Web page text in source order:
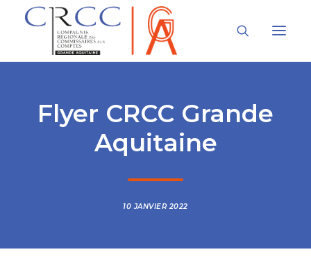
LA PROFESSION
Flyer CRCC Grande
Aquitaine
10 JANVIER 2022